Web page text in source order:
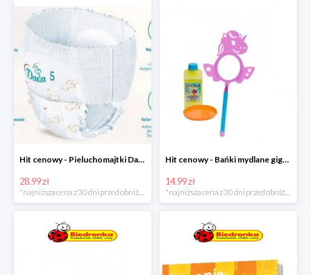
Hit cenowy - Pieluchomajtki Dada Pants
28.99 zł
Hit cenowy - Bańki mydlane gigant lub płyn uzupełniający
14.99 zł